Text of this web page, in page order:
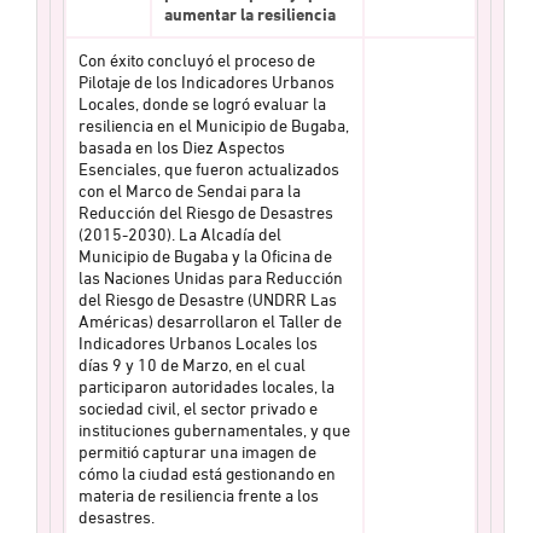
aumentar la resiliencia
Con éxito concluyó el proceso de
Pilotaje de los Indicadores Urbanos
Locales, donde se logró evaluar la
resiliencia en el Municipio de Bugaba,
basada en los Diez Aspectos
Esenciales, que fueron actualizados
con el Marco de Sendai para la
Reducción del Riesgo de Desastres
(2015-2030). La Alcadía del
Municipio de Bugaba y la Oficina de
las Naciones Unidas para Reducción
del Riesgo de Desastre (UNDRR Las
Américas) desarrollaron el Taller de
Indicadores Urbanos Locales los
días 9 y 10 de Marzo, en el cual
participaron autoridades locales, la
sociedad civil, el sector privado e
instituciones gubernamentales, y que
permitió capturar una imagen de
cómo la ciudad está gestionando en
materia de resiliencia frente a los
desastres.